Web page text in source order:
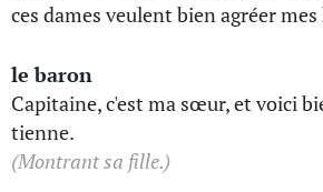
ces dames veulent bien agréer
le baron
Capitaine, c'est ma sœur, et voici
tienne.
(Montrant sa fille.)